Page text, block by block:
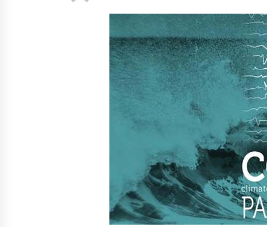
2026/07/16
POTTO: San Pedro jaietako bertso-
saioa
2026/07/09
Auritz Iñurrietaren margoak
ikusgai Uribitarte40 aretoan